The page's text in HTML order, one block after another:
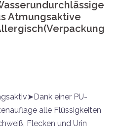
Atmungsaktive
einer PU-
alle Flüssigkeiten
Flecken und Urin